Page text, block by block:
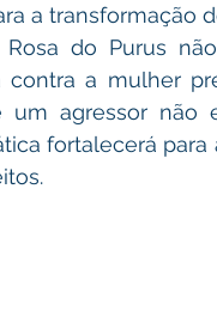
a transformação
Rosa do Purus
contra a mulher
agressor não
fortalecerá